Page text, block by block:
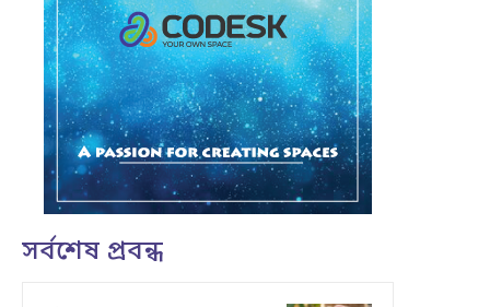
সর্বশেষ প্রবন্ধ